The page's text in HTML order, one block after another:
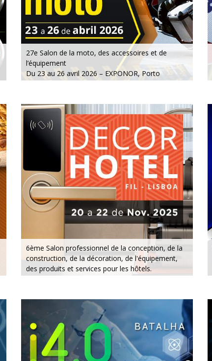
27e Salon de la moto, des accessoires et de
l’équipement
Du 23 au 26 avril 2026 – EXPONOR, Porto
6ème Salon professionnel de la conception, de la
construction, de la décoration, de l'équipement,
des produits et services pour les hôtels.